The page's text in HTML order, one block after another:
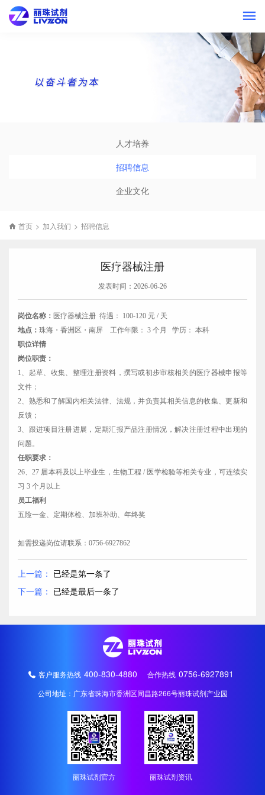
人才培养
招聘信息
企业文化
首页 > 加入我们 > 招聘信息
医疗器械注册
发表时间：2026-06-26
岗位名称： 医疗器械注册 待遇： 100-120 元 / 天
地点： 珠海・香洲区・南屏 工作年限： 3 个月 学历： 本科
职位详情
岗位职责：
1、起草、收集、整理注册资料，撰写或初步审核相关的医疗器械申报等
文件；
2、熟悉和了解国内相关法律、法规，并负责其相关信息的收集、更新和
反馈；
3、跟进项目注册进展，定期汇报产品注册情况，解决注册过程中出现的
问题。
任职要求：
26、27 届本科及以上毕业生，生物工程 / 医学检验等相关专业，可连续实
习 3 个月以上
员工福利
五险一金、定期体检、加班补助、年终奖
如需投递岗位请联系：0756-6927862
上一篇： 已经是第一条了
下一篇： 已经是最后一条了
客户服务热线 400-830-4880 合作热线 0756-6927891
公司地址：广东省珠海市香洲区同昌路266号丽珠试剂产业园
丽珠试剂官方 丽珠试剂资讯